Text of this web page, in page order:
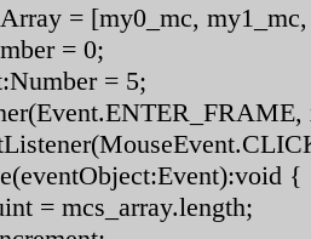
= [my0_mc,
= 0;
= 5;
{
= mcs_array.length;